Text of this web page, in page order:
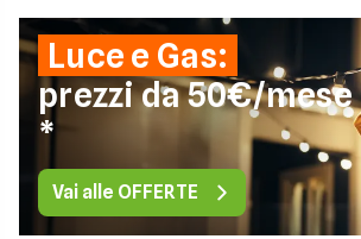
Luce e Gas:
prezzi da 50€/mese
*
Vai alle OFFERTE